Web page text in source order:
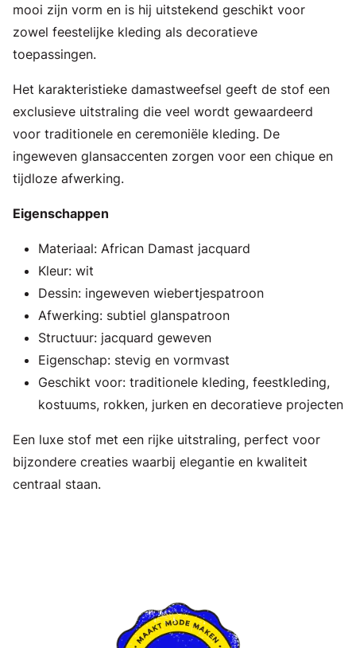
mooi zijn vorm en is hij uitstekend geschikt voor
zowel feestelijke kleding als decoratieve
toepassingen.
Het karakteristieke damastweefsel geeft de stof een
exclusieve uitstraling die veel wordt gewaardeerd
voor traditionele en ceremoniële kleding. De
ingeweven glansaccenten zorgen voor een chique en
tijdloze afwerking.
Eigenschappen
Materiaal: African Damast jacquard
Kleur: wit
Dessin: ingeweven wiebertjespatroon
Afwerking: subtiel glanspatroon
Structuur: jacquard geweven
Eigenschap: stevig en vormvast
Geschikt voor: traditionele kleding, feestkleding,
kostuums, rokken, jurken en decoratieve projecten
Een luxe stof met een rijke uitstraling, perfect voor
bijzondere creaties waarbij elegantie en kwaliteit
centraal staan.